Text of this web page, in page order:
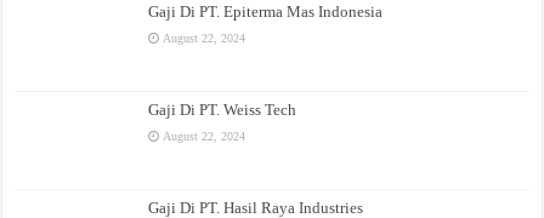
Gaji Di PT. Epiterma Mas Indonesia
August 22, 2024
Gaji Di PT. Weiss Tech
August 22, 2024
Gaji Di PT. Hasil Raya Industries